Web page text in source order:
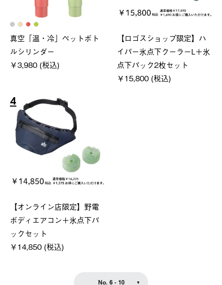
真空「温・冷」ペットボト
ルシリンダー
￥3,980 (税込)
【ロゴスショップ限定】ハ
イパー氷点下クーラーL＋氷
点下パック2枚セット
￥15,800 (税込)
4
【オンライン店限定】野電
ボディエアコン＋氷点下パ
ックセット
￥14,850 (税込)
No. 6 - 10